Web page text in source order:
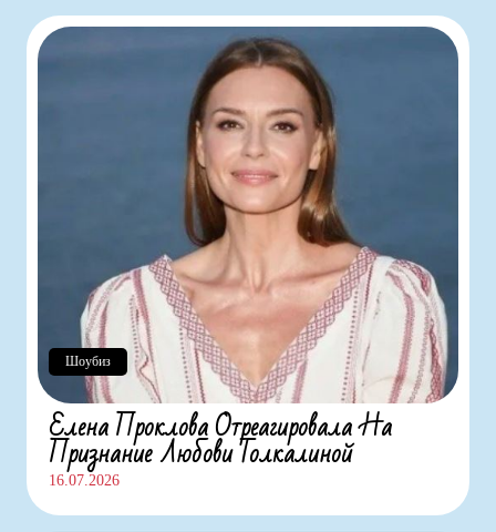
Елена Проклова Отреагировала На
Признание Любови Толкалиной
16.07.2026
Шоубиз